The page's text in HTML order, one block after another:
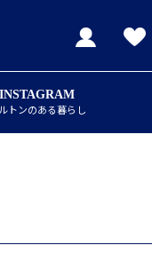
INSTAGRAM
トンのある暮らし